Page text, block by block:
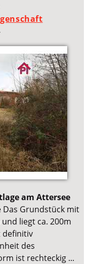
am Attersee
Grundstück mit
liegt ca. 200m
definitiv
des
ist rechteckig ...